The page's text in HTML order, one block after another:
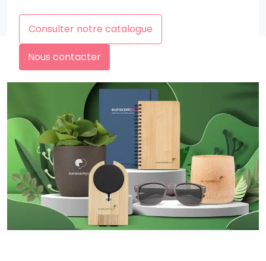
Consulter notre catalogue
Nous contacter